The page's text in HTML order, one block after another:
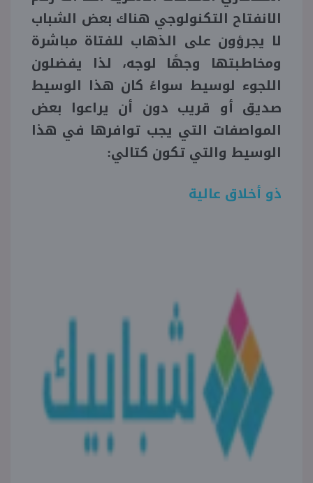
الانفتاح التكنولوجي هناك بعض الشباب
لا يجرؤون على الذهاب للفتاة مباشرة
ومخاطبتها وجهًا لوجه، لذا يفضلون
اللجوء لوسيط سواءً كان هذا الوسيط
صديق أو قريب دون أن يراعوا بعض
المواصفات التي يجب توافرها في هذا
الوسيط والتي تكون كتالي:
ذو أخلاق عالية